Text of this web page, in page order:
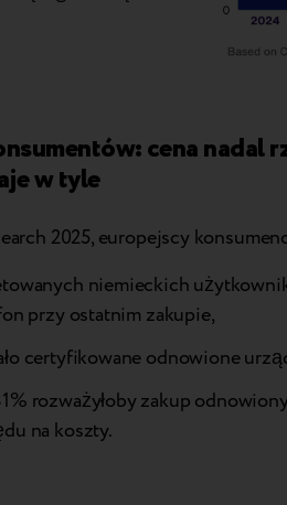
cena nadal
w tyle
2025, europejscy
niemieckich
przy ostatnim zakupie,
certyfikowane odnowione
rozważyłoby zakup
na koszty.